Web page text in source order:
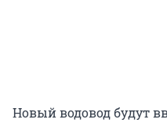
Новый водовод будут